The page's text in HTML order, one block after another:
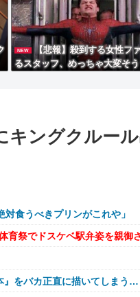
NEW
【悲報】殺到する女性フ
るスタッフ、めっちゃ大変そ
キングクルー
対食うべきプリンがこれや」
育祭でドスケベ駅弁姿を親御
』をバカ正直に描いてしまう…